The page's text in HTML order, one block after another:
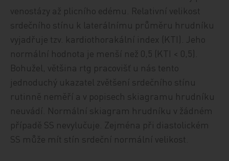
venostázy až plicního edému. Relativní velikost
srdečního stínu k laterálnímu průměru hrudníku
vyjadřuje tzv. kardiothorakální index (KTI). Jeho
normální hodnota je menší než 0,5 (KTI < 0,5).
Bohužel, většina rtg pracovišť u nás tento
jednoduchý ukazatel zvětšení srdečního stínu
rutinně neměří a v popisech skiagramu hrudníku
neuvádí. Normální skiagram hrudníku v žádném
případě SS nevylučuje. Zejména při diastolickém
SS může mít stín srdeční normální velikost.